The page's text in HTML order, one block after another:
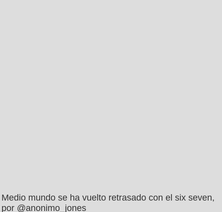
Medio mundo se ha vuelto retrasado con el six seven,
por @anonimo_jones